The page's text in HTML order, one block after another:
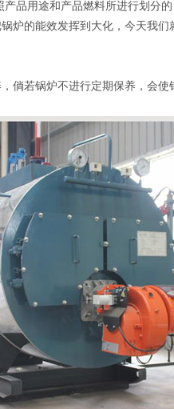
炉
品用途和产品燃料所进行划分
的能效发挥到大化，今天我们
若锅炉不进行定期保养，会使